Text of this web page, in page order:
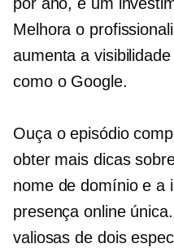
Melhora o
aumenta a
como o Google.
Ouça o episódio
obter mais dicas
nome de domínio e a
presença online
valiosas de dois